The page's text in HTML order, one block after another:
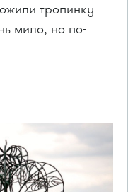
тропинку
мило, но по-